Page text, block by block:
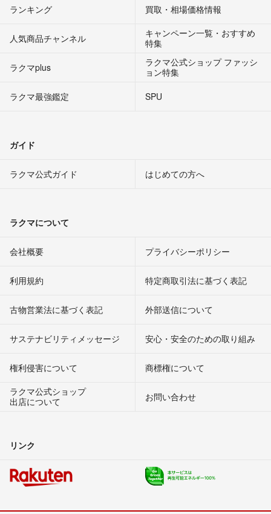
ランキング 買取・相場価格情報
人気商品チャンネル
キャンペーン一覧・おすすめ
特集
ラクマplus
ラクマ公式ショップ ファッシ
ョン特集
ラクマ最強鑑定
SPU
ガイド
ラクマ公式ガイド はじめての方へ
ラクマについて
会社概要 プライバシーポリシー
利用規約 特定商取引法に基づく表記
古物営業法に基づく表記 外部送信について
サステナビリティメッセージ 安心・安全のための取り組み
権利侵害について
商標権について
ラクマ公式ショップ
出店について
お問い合わせ
リンク